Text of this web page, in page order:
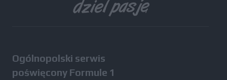
Ogólnopolski serwis
poświęcony Formule 1